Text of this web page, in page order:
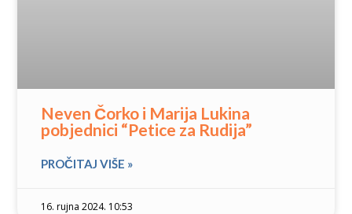
Neven Čorko i Marija Lukina
pobjednici “Petice za Rudija”
PROČITAJ VIŠE »
16. rujna 2024. 10:53